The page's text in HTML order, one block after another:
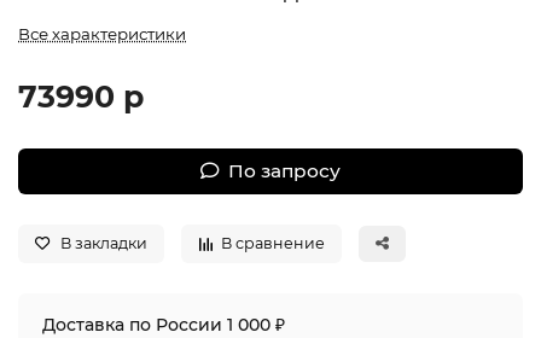
Все характеристики
73990 р
По запросу
В закладки В сравнение
Доставка по России 1 000 ₽